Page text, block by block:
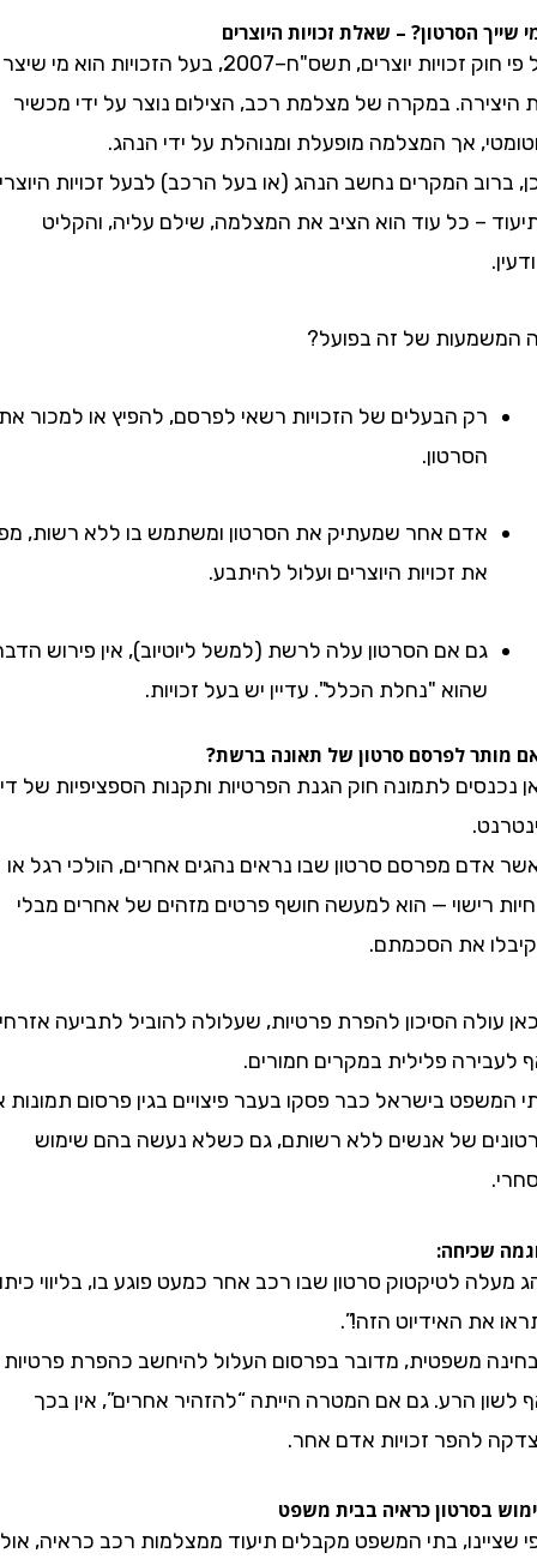
הסרטון? – שאלת זכויות היוצרים
על פי חוק זכויות יוצרים, תשס"ח–2007, בעל הזכויות הוא מי שיצר
במקרה של מצלמת רכב, הצילום נוצר על ידי מכשיר
אך המצלמה מופעלת ומנוהלת על ידי הנהג.
המקרים נחשב הנהג (או בעל הרכב) לבעל זכויות היוצרים
– כל עוד הוא הציב את המצלמה, שילם עליה, והקליט
של זה בפועל?
רק הבעלים של הזכויות רשאי לפרסם, להפיץ או למכור את
הסרטון.
אדם אחר שמעתיק את הסרטון ומשתמש בו ללא רשות, מפר
את זכויות היוצרים ועלול להיתבע.
גם אם הסרטון עלה לרשת (למשל ליוטיוב), אין פירוש הדבר
שהוא "נחלת הכלל". עדיין יש בעל זכויות.
לפרסם סרטון של תאונה ברשת?
לתמונה חוק הגנת הפרטיות ותקנות הספציפיות של דיני
מפרסם סרטון שבו נראים נהגים אחרים, הולכי רגל או
רישוי — הוא למעשה חושף פרטים מזהים של אחרים מבלי
את הסכמתם.
הסיכון להפרת פרטיות, שעלולה להוביל לתביעה אזרחית
פלילית במקרים חמורים.
בישראל כבר פסקו בעבר פיצויים בגין פרסום תמונות או
של אנשים ללא רשותם, גם כשלא נעשה בהם שימוש
לטיקטוק סרטון שבו רכב אחר כמעט פוגע בו, בליווי כיתוב
האידיוט הזה!”.
משפטית, מדובר בפרסום העלול להיחשב כהפרת פרטיות
הרע. גם אם המטרה הייתה “להזהיר אחרים”, אין בכך
זכויות אדם אחר.
כראיה בבית משפט
בתי המשפט מקבלים תיעוד ממצלמות רכב כראיה, אולם